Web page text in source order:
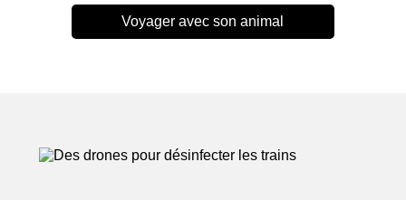
Voyager avec son animal